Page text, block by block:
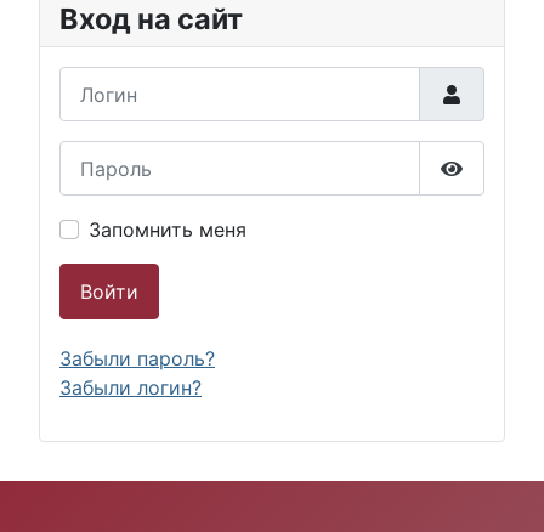
Вход на сайт
Запомнить меня
Войти
Забыли пароль?
Забыли логин?